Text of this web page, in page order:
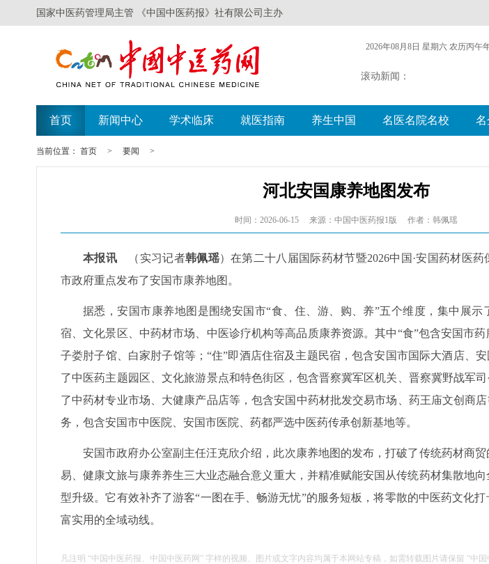
国家中医药管理局主管 《中国中医药报》社有限公司主办
2026年08月8日 星期六 农历丙午
滚动新闻：
首页 新闻中心 学术临床 就医指南 养生中国 名医名院名校 名
当前位置： 首页 > 要闻 >
河北安国康养地图发布
时间：2026-06-15 来源：中国中医药报1版 作者：韩佩瑶
本报讯（实习记者韩佩瑶）在第二十八届国际药材节暨2026中国·安国药材医
市政府重点发布了安国市康养地图。
据悉，安国市康养地图是围绕安国市“食、住、游、购、养”五个维度，集中展示
宿、文化景区、中药材市场、中医诊疗机构等高品质康养资源。其中“食”包含安国市药
子娄肘子馆、白家肘子馆等；“住”即酒店住宿及主题民宿，包含安国市国际大酒店、
了中医药主题园区、文化旅游景点和特色街区，包含晋察冀军区机关、晋察冀野战军
了中药材专业市场、大健康产品店等，包含安国中药材批发交易市场、药王庙文创商
务，包含安国市中医院、安国市医院、药都严选中医药传承创新基地等。
安国市政府办公室副主任汪克欣介绍，此次康养地图的发布，打破了传统药材商
易、健康文旅与康养养生三大业态融合意义重大，并精准赋能安国从传统药材集散地
型升级。它有效补齐了游客“一图在手、畅游无忧”的服务短板，将零散的中医药文化
富实用的全域动线。
凡注明 “中国中医药报、中国中医药网” 字样的视频、图片或文字内容均属于本网站专稿，如需转载图片请保留 “中